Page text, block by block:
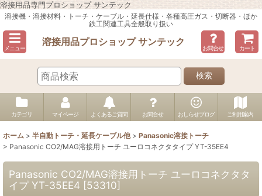
溶接用品専門プロショップ サンテック
溶接機・溶接材料・トーチ・ケーブル・延長仕様・各種高圧ガス・切断器・ほか
鉄工関連工具全般取り扱い
メニュー
溶接用品プロショップ サンテック
お問合せ カート
検索
カテゴリ マイページ よくあるご質問 お問合せ おしらせブログ ご利用案内
ホーム > 半自動トーチ・延長ケーブル他 > Panasonic溶接トーチ
> Panasonic CO2/MAG溶接用トーチ ユーロコネクタタイプ YT-35EE4
Panasonic CO2/MAG溶接用トーチ ユーロコネクタタ
イプ YT-35EE4 [53310]